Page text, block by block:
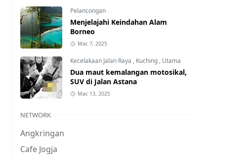
Pelancongan
Menjelajahi Keindahan Alam
Borneo
Mac 7, 2025
Kecelakaan Jalan Raya , Kuching , Utama
Dua maut kemalangan motosikal,
SUV di Jalan Astana
Mac 13, 2025
NETWORK
Angkringan
Cafe Jogja